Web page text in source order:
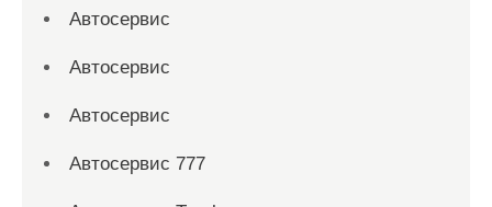
Автосервис
Автосервис
Автосервис
Автосервис 777